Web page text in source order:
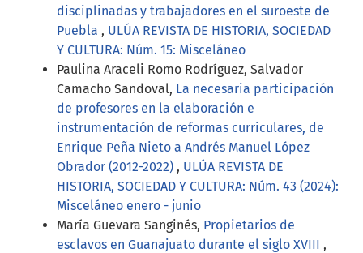
disciplinadas y trabajadores en el suroeste de
Puebla , ULÚA REVISTA DE HISTORIA, SOCIEDAD
Y CULTURA: Núm. 15: Misceláneo
Paulina Araceli Romo Rodríguez, Salvador
Camacho Sandoval, La necesaria participación
de profesores en la elaboración e
instrumentación de reformas curriculares, de
Enrique Peña Nieto a Andrés Manuel López
Obrador (2012-2022) , ULÚA REVISTA DE
HISTORIA, SOCIEDAD Y CULTURA: Núm. 43 (2024):
Misceláneo enero - junio
María Guevara Sanginés, Propietarios de
esclavos en Guanajuato durante el siglo XVIII ,